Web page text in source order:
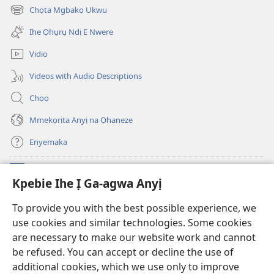
Kpebie Ihe Ị Ga-agwa Anyị
To provide you with the best possible experience, we
use cookies and similar technologies. Some cookies
are necessary to make our website work and cannot
be refused. You can accept or decline the use of
additional cookies, which we use only to improve
emepere
gị
ebe
ọzọ
ị
anọ
gụọ
ya)
Chọta Mgbakọ Ukwu
(ga-
emepere
gị
ebe
ọzọ
ị
ga-
anọ
ya)
Ihe Ọhụrụ Ndị E Nwere
Vidio
Videos with Audio Descriptions
Chọọ
Mmekọrịta Anyị na Ọhaneze
Enyemaka
(ga-
emepere
ebe
ọzọ
ga-
anọ
gụọ
Ọ́bá Akwụkwọ Anyị NKE DỊ N’ỊNTANET™
(ga-
emepere
gị
ebe
ọzọ
JW Hub
(ga-
emepere
gị
Ọ́bá Akwụkwọ Watchtower